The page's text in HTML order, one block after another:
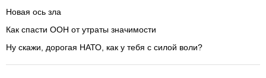
Новая ось зла
Как спасти ООН от утраты значимости
Ну скажи, дорогая НАТО, как у тебя с силой воли?